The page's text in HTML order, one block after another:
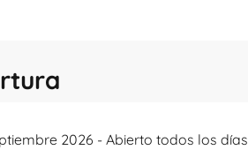
2026 - Abierto todos los días